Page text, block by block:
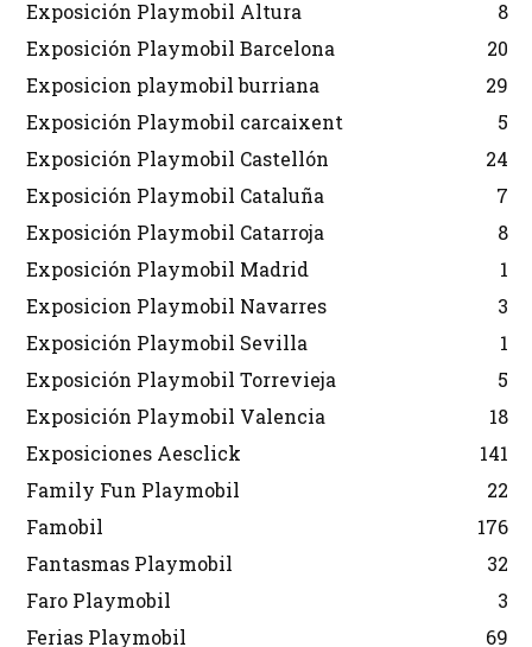
Exposición Playmobil Altura
8
Exposición Playmobil Barcelona
20
Exposicion playmobil burriana
29
Exposición Playmobil carcaixent
5
Exposición Playmobil Castellón
24
Exposición Playmobil Cataluña
7
Exposición Playmobil Catarroja
8
Exposición Playmobil Madrid
1
Exposicion Playmobil Navarres
3
Exposición Playmobil Sevilla
1
Exposición Playmobil Torrevieja
5
Exposición Playmobil Valencia
18
Exposiciones Aesclick
141
Family Fun Playmobil
22
Famobil
176
Fantasmas Playmobil
32
Faro Playmobil
3
Ferias Playmobil
69